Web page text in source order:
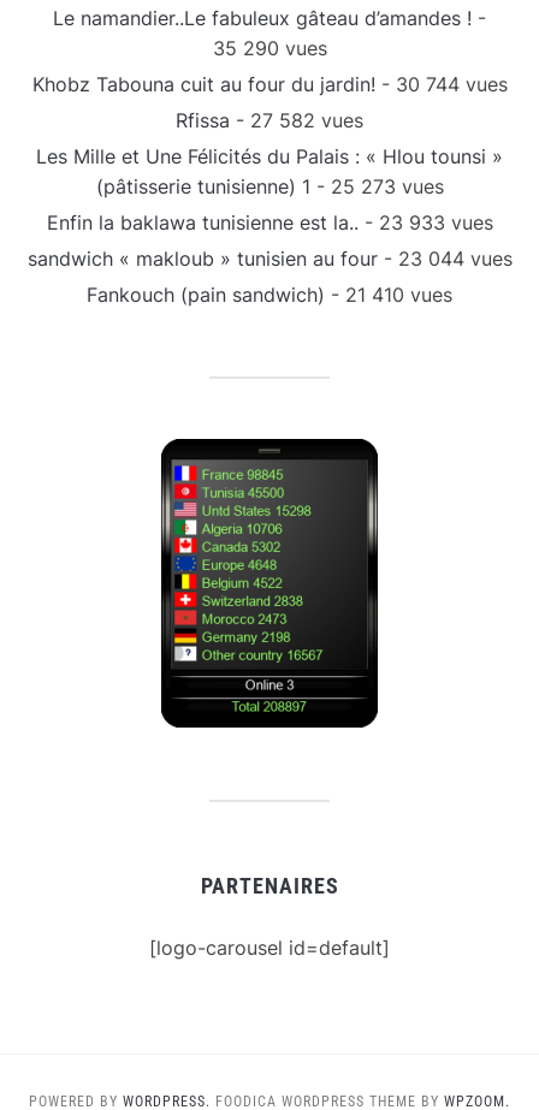
Le namandier..Le fabuleux gâteau d’amandes ! -
35 290 vues
Khobz Tabouna cuit au four du jardin! - 30 744 vues
Rfissa - 27 582 vues
Les Mille et Une Félicités du Palais : « Hlou tounsi »
(pâtisserie tunisienne) 1 - 25 273 vues
Enfin la baklawa tunisienne est la.. - 23 933 vues
sandwich « makloub » tunisien au four- 23 044 vues
Fankouch (pain sandwich) - 21 410 vues
PARTENAIRES
[logo-carousel id=default]
POWERED BY WORDPRESS. FOODICA WORDPRESS THEME BY WPZOOM.